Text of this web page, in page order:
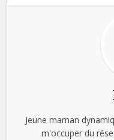
Jeune maman
m'occuper du